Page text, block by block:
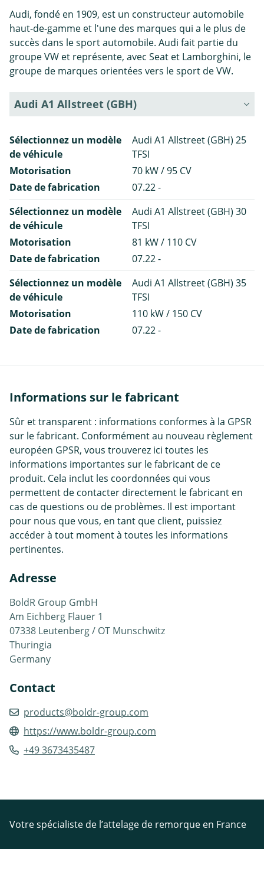
Audi, fondé en 1909, est un constructeur automobile
haut-de-gamme et l'une des marques qui a le plus de
succès dans le sport automobile. Audi fait partie du
groupe VW et représente, avec Seat et Lamborghini, le
groupe de marques orientées vers le sport de VW.
Audi A1 Allstreet (GBH)
Sélectionnez un modèle
de véhicule
Audi A1 Allstreet (GBH) 25
TFSI
Motorisation
70 kW / 95 CV
Date de fabrication
07.22 -
Sélectionnez un modèle
de véhicule
Audi A1 Allstreet (GBH) 30
TFSI
Motorisation
81 kW / 110 CV
Date de fabrication
07.22 -
Sélectionnez un modèle
de véhicule
Audi A1 Allstreet (GBH) 35
TFSI
Motorisation
110 kW / 150 CV
Date de fabrication
07.22 -
Informations sur le fabricant
Sûr et transparent : informations conformes à la GPSR
sur le fabricant. Conformément au nouveau règlement
européen GPSR, vous trouverez ici toutes les
informations importantes sur le fabricant de ce
produit. Cela inclut les coordonnées qui vous
permettent de contacter directement le fabricant en
cas de questions ou de problèmes. Il est important
pour nous que vous, en tant que client, puissiez
accéder à tout moment à toutes les informations
pertinentes.
Adresse
BoldR Group GmbH
Am Eichberg Flauer 1
07338 Leutenberg / OT Munschwitz
Thuringia
Germany
Contact
products@boldr-group.com
https://www.boldr-group.com
+49 3673435487
Votre spécialiste de l’attelage de remorque en France